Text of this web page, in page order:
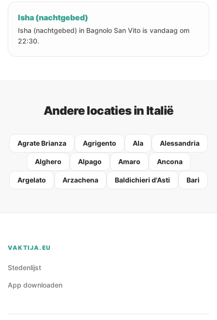
Isha (nachtgebed)
Isha (nachtgebed) in Bagnolo San Vito is vandaag om
22:30.
Andere locaties in Italië
Agrate Brianza Agrigento Ala Alessandria
Alghero Alpago Amaro Ancona
Argelato Arzachena Baldichieri d'Asti Bari
VAKTIJA.EU
Stedenlijst
App downloaden